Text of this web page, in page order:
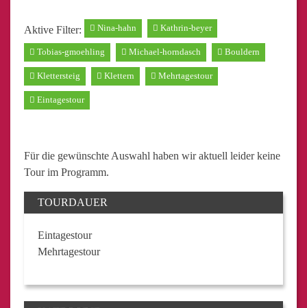
Aktive Filter: Nina-hahn Kathrin-beyer
Tobias-gmoehling Michael-horndasch Bouldern
Klettersteig Klettern Mehrtagestour
Eintagestour
Für die gewünschte Auswahl haben wir aktuell leider keine
Tour im Programm.
TOURDAUER
Eintagestour
Mehrtagestour